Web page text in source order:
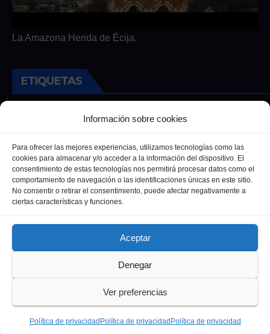
Información sobre cookies
Para ofrecer las mejores experiencias, utilizamos tecnologías como las
cookies para almacenar y/o acceder a la información del dispositivo. El
consentimiento de estas tecnologías nos permitirá procesar datos como el
comportamiento de navegación o las identificaciones únicas en este sitio.
No consentir o retirar el consentimiento, puede afectar negativamente a
ciertas características y funciones.
Aceptar
Denegar
Ver preferencias
Política de privacidad Política de privacidad Política de privacidad
La Amazona Herida de Écija.
ETIQUETAS
Andalucía Cultura Deportes